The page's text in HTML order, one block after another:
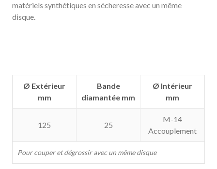
matériels synthétiques en sécheresse avec un même
disque.
Ø Extérieur
mm
Bande
diamantée mm
Ø Intérieur
mm
Pour couper et dégrossir avec un même disque
125 25
M-14
Accouplement